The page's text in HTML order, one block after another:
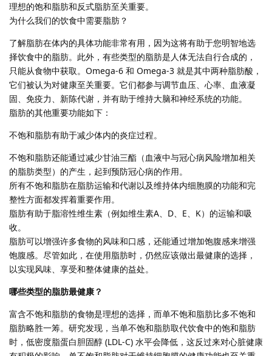
理想的饱和脂肪和反式脂肪至关重要。
为什么我们的饮食中需要脂肪？
了解脂肪在体内的具体功能非常有用，因为这将有助于您明智地选
择饮食中的脂肪。此外，有些类型的脂肪是人体无法自行合成的，
只能从食物中获取。Omega-6 和 Omega-3 就是其中两种脂肪酸，
它们被认为对健康至关重要。它们都参与调节血压、心率、血液凝
固、免疫力、新陈代谢，并有助于维持大脑和神经系统的功能。
脂肪的其他重要功能如下：
不饱和脂肪有助于减少体内的炎症过程。
不饱和脂肪还能通过减少甘油三酯（血液中与冠心病风险增加相关
的脂肪类型）的产生，起到预防冠心病的作用。
所有不饱和脂肪在脂肪运输和代谢以及维持体内细胞膜的功能和完
整性方面都发挥着重要作用。
脂肪有助于脂溶性维生素（例如维生素A、D、E、K）的运输和吸
收。
脂肪可以增强许多食物的风味和口感，还能通过增加饱腹感来增强
饱腹感。尽管如此，在使用脂肪时，仍然应该做出最健康的选择，
以实现风味、享受和整体健康的益处。
哪些类型的脂肪最健康？
富含不饱和脂肪的食物是理想的选择，而单不饱和脂肪比多不饱和
脂肪略胜一筹。研究发现，当单不饱和脂肪取代饮食中的饱和脂肪
时，低密度脂蛋白胆固醇 (LDL-C) 水平会降低，这反过来对心脏健康